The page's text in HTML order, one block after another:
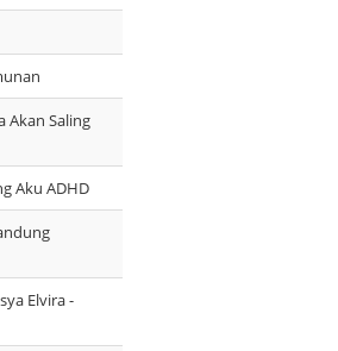
Akan Saling
Aku ADHD
Elvira -